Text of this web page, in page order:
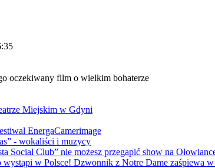
oczekiwany film o wielkim bohaterze
Miejskim w Gdyni
EnergaCamerimage
- wokaliści i muzycy
Social Club” nie możesz przegapić show na
w Polsce! Dzwonnik z Notre Dame zaśpiewa